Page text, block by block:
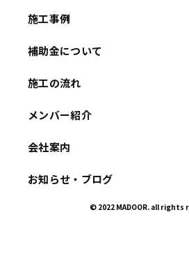
施工事例
補助金について
施工の流れ
メンバー紹介
会社案内
お知らせ・ブログ
© 2022 MADOOR. all rights